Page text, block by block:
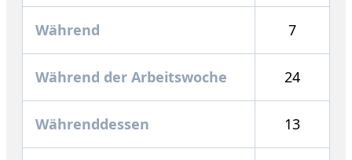
Während 7
Während der Arbeitswoche 24
Währenddessen 13